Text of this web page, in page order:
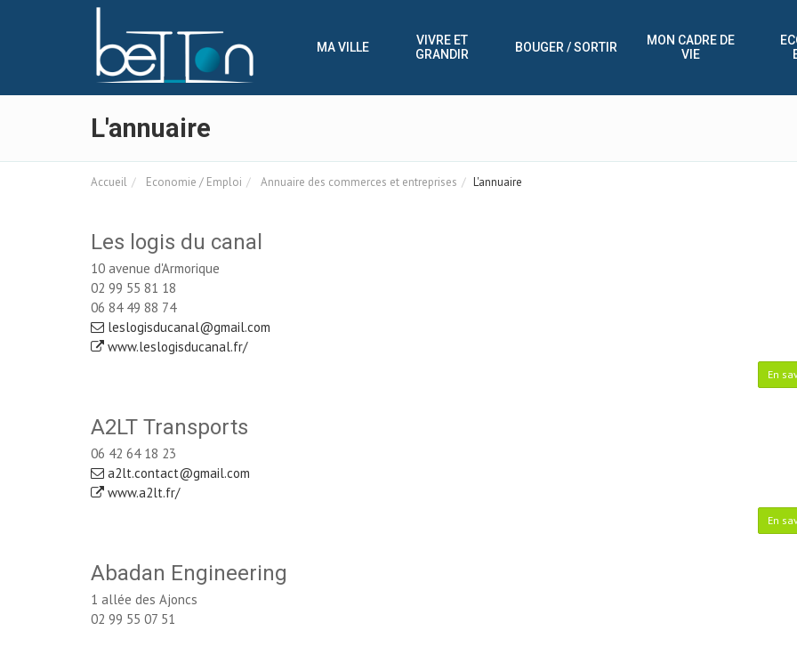
MA VILLE
VIVRE ET
GRANDIR
BOUGER / SORTIR
MON CADRE DE
VIE
L'annuaire
Accueil Economie / Emploi Annuaire des commerces et entreprises L'annuaire
Les logis du canal
10 avenue d'Armorique
02 99 55 81 18
06 84 49 88 74
leslogisducanal@gmail.com
www.leslogisducanal.fr/
En
A2LT Transports
06 42 64 18 23
a2lt.contact@gmail.com
www.a2lt.fr/
En
Abadan Engineering
1 allée des Ajoncs
02 99 55 07 51
Panneau de gestion des cookies